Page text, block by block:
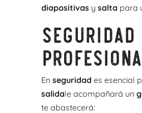
diapositivasy salta para
En seguridad es esencial
salidale acompañará un
te abastecerá: